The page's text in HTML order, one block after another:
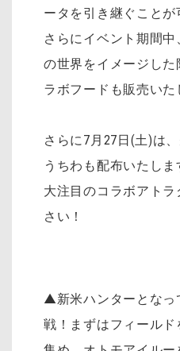
ータを引き継ぐことが
さらにイベント期間
の世界をイメージした
ラボフードも販売いた
さらに7月27日(土)は
うちわも配布いたしま
大注目のコラボアト
さい！
▲新米ハンターとなっ
戦！まずはフィール